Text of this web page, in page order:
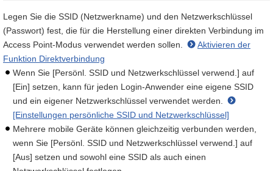
Legen Sie die SSID (Netzwerkname) und den Netzwerkschlüssel
(Passwort) fest, die für die Herstellung einer direkten Verbindung im
Access Point-Modus verwendet werden sollen.
Aktivieren der
Funktion Direktverbindung
Wenn Sie [Persönl. SSID und Netzwerkschlüssel verwend.] auf
[Ein] setzen, kann für jeden Login-Anwender eine eigene SSID
und ein eigener Netzwerkschlüssel verwendet werden.
[Einstellungen persönliche SSID und Netzwerkschlüssel]
Mehrere mobile Geräte können gleichzeitig verbunden werden,
wenn Sie [Persönl. SSID und Netzwerkschlüssel verwend.] auf
[Aus] setzen und sowohl eine SSID als auch einen